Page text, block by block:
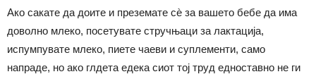
Ако сакате да доите и преземате сѐ за вашето бебе да има
доволно млеко, посетувате стручњаци за лактација,
испумпувате млеко, пиете чаеви и суплементи, само
напраде, но ако глдета едека сиот тој труд едноставно не ги